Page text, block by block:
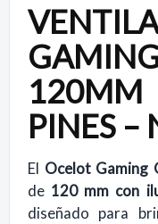
PINES –
El Ocelot Gaming
de 120 mm con
diseñado para